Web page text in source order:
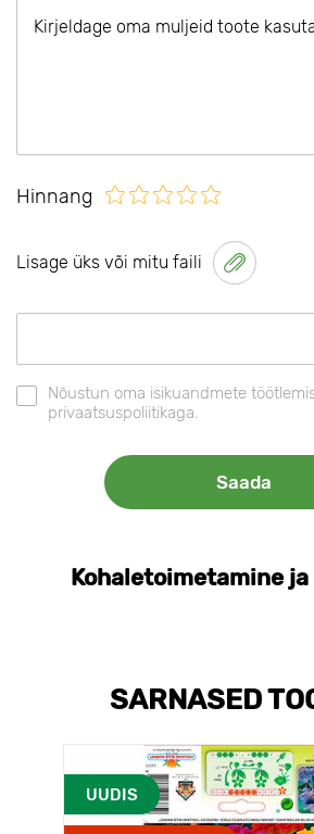
Hinnang
Lisage üks või mitu faili
Nõustun oma isikuandmete
privaatsuspoliitikaga.
Kohaletoimetamine
SARNASED
UUDIS